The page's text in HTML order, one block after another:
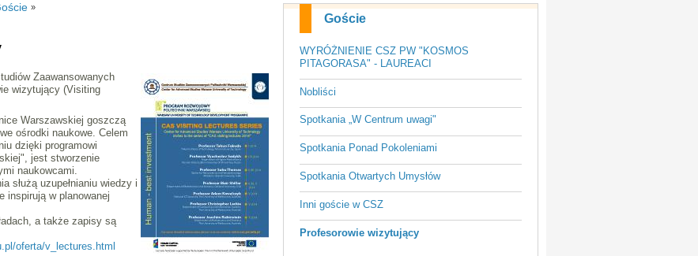
Goście
WYRÓŻNIENIE CSZ PW "KOSMOS
PITAGORASA" - LAUREACI
Nobliści
Spotkania „W Centrum uwagi"
Spotkania Ponad Pokoleniami
Spotkania Otwartych Umysłów
Inni goście w CSZ
Profesorowie wizytujący
»
Zaawansowanych
wizytujący (Visiting
Warszawskiej goszczą
ośrodki naukowe. Celem
dzięki programowi
jest stworzenie
naukowcami.
służą uzupełnianiu wiedzy i
inspirują w planowanej
a także zapisy są
oferta/v_lectures.html